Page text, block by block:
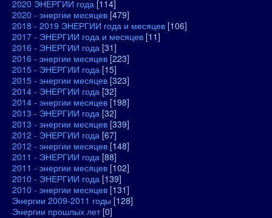
2020 ЭНЕРГИИ года [114]
2020 - энергии месяцев [479]
2018 - 2019 ЭНЕРГИИ года и месяцев [106]
2017 - ЭНЕРГИИ года и месяцев [11]
2016 - ЭНЕРГИИ года [31]
2016 - энергии месяцев [223]
2015 - ЭНЕРГИИ года [15]
2015 - энергии месяцев [323]
2014 - ЭНЕРГИИ года [32]
2014 - энергии месяцев [198]
2013 - ЭНЕРГИИ года [32]
2013 - энергии месяцев [339]
2012 - ЭНЕРГИИ года [67]
2012 - энергии месяцев [148]
2011 - ЭНЕРГИИ года [88]
2011 - энергии месяцев [102]
2010 - ЭНЕРГИИ года [139]
2010 - энергии месяцев [131]
Энергии 2009-2011 годы [128]
Энергии прошлых лет [0]